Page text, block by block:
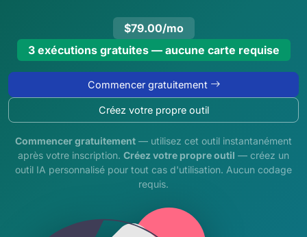
$79.00/mo
3 exécutions gratuites — aucune carte requise
Commencer gratuitement
Créez votre propre outil
Commencer gratuitement — utilisez cet outil instantanément
après votre inscription. Créez votre propre outil — créez un
outil IA personnalisé pour tout cas d'utilisation. Aucun codage
requis.